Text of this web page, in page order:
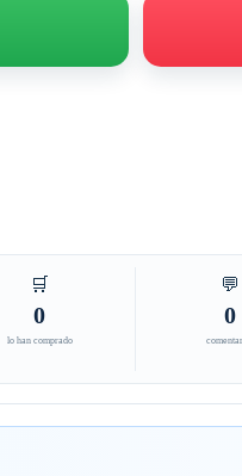
🛒
0
lo han comprado
💬
0